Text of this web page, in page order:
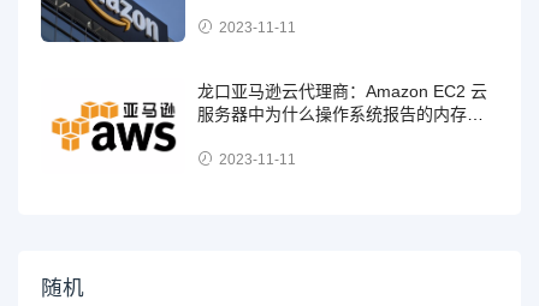
2023-11-11
龙口亚马逊云代理商：Amazon EC2 云
服务器中为什么操作系统报告的内存总
致？2023-11-11
随机